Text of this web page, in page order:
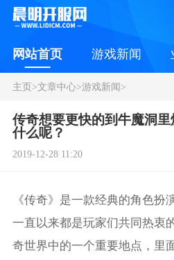
网站首页 游戏新闻
主页>文章中心>游戏新闻>
传奇想要更快的到牛魔洞
什么呢？
2019-12-28 11:20
《传奇》是一款经典的角色扮
一直以来都是玩家们共同热衷
奇世界中的一个重要地点，里